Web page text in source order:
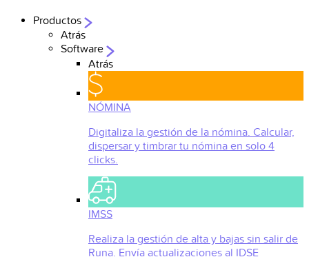
Productos
Atrás
Software
Atrás
NÓMINA
Digitaliza la gestión de la nómina. Calcular,
dispersar y timbrar tu nómina en solo 4
clicks.
IMSS
Realiza la gestión de alta y bajas sin salir de
Runa. Envía actualizaciones al IDSE